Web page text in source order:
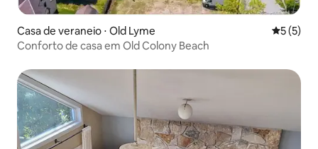
Casa de veraneio ⋅ Old Lyme 5 de
5 (5)
Conforto de casa em Old Colony Beach